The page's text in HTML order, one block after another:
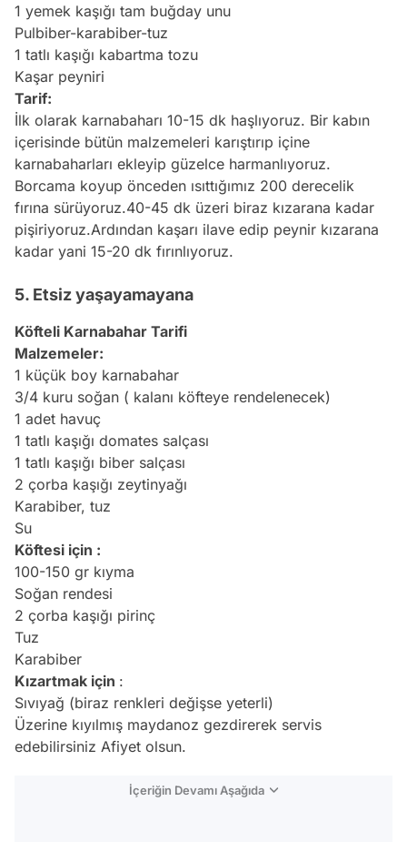
1 yemek kaşığı tam buğday unu
Pulbiber-karabiber-tuz
1 tatlı kaşığı kabartma tozu
Kaşar peyniri
Tarif:
İlk olarak karnabaharı 10-15 dk haşlıyoruz. Bir kabın
içerisinde bütün malzemeleri karıştırıp içine
karnabaharları ekleyip güzelce harmanlıyoruz.
Borcama koyup önceden ısıttığımız 200 derecelik
fırına sürüyoruz.40-45 dk üzeri biraz kızarana kadar
pişiriyoruz.Ardından kaşarı ilave edip peynir kızarana
kadar yani 15-20 dk fırınlıyoruz.
5. Etsiz yaşayamayana
Köfteli Karnabahar Tarifi
Malzemeler:
1 küçük boy karnabahar
3/4 kuru soğan ( kalanı köfteye rendelenecek)
1 adet havuç
1 tatlı kaşığı domates salçası
1 tatlı kaşığı biber salçası
2 çorba kaşığı zeytinyağı
Karabiber, tuz
Su
Köftesi için :
100-150 gr kıyma
Soğan rendesi
2 çorba kaşığı pirinç
Tuz
Karabiber
Kızartmak için :
Sıvıyağ (biraz renkleri değişse yeterli)
Üzerine kıyılmış maydanoz gezdirerek servis
edebilirsiniz Afiyet olsun.
İçeriğin Devamı Aşağıda